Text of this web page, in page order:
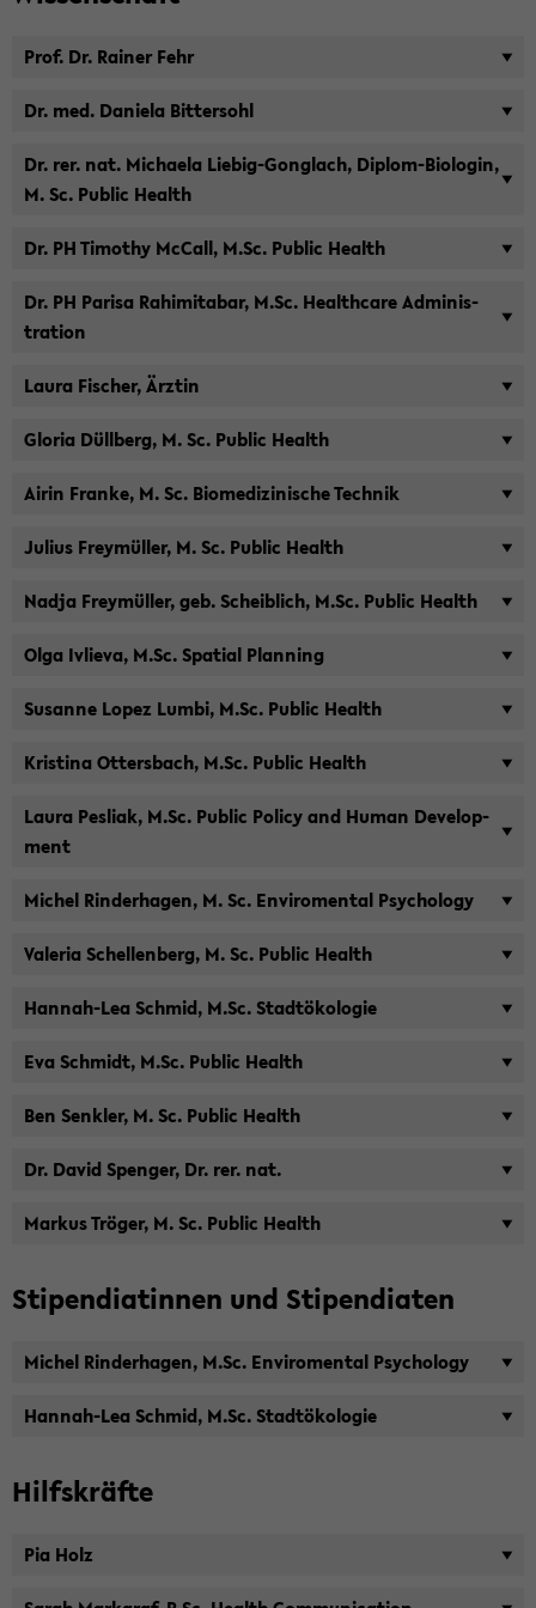
Prof. Dr. Rai­ner Fehr
Dr. med. Da­nie­la Bit­ter­sohl
Dr. rer. nat. Mi­chae­la Liebig-​Gonglach, Diplom-​Biologin,
M. Sc. Pu­blic Health
Dr. PH Ti­mo­thy Mc­Call, M.Sc. Pu­blic Health
Dr. PH Pa­ri­sa Ra­himita­bar, M.Sc. Health­ca­re Ad­mi­nis­
tra­ti­on
Laura Fi­scher, Ärz­tin
Glo­ria Düll­berg, M. Sc. Pu­blic Health
Airin Fran­ke, M. Sc. Bio­me­di­zi­ni­sche Tech­nik
Ju­li­us Frey­mül­ler, M. Sc. Pu­blic Health
Nadja Frey­mül­ler, geb. Scheib­lich, M.Sc. Pu­blic Health
Olga Ivlie­va, M.Sc. Spa­ti­al Plan­ning
Su­san­ne Lopez Lumbi, M.Sc. Pu­blic Health
Kris­ti­na Ot­ters­bach, M.Sc. Pu­blic Health
Laura Pes­li­ak, M.Sc. Pu­blic Po­li­cy and Human De­ve­lo­p­
ment
Mi­chel Rin­der­ha­gen, M. Sc. En­vi­ro­men­tal Psy­cho­lo­gy
Va­le­ria Schel­len­berg, M. Sc. Pu­blic Health
Hannah-​Lea Schmid, M.Sc. Stadt­öko­lo­gie
Eva Schmidt, M.Sc. Pu­blic Health
Ben Senk­ler, M. Sc. Pu­blic Health
Dr. David Spen­ger, Dr. rer. nat.
Mar­kus Trö­ger, M. Sc. Pu­blic Health
Sti­pen­dia­tin­nen und Sti­pen­dia­ten
Mi­chel Rin­der­ha­gen, M.Sc. En­vi­ro­men­tal Psy­cho­lo­gy
Hannah-​Lea Schmid, M.Sc. Stadt­öko­lo­gie
Hilfs­kräf­te
Pia Holz